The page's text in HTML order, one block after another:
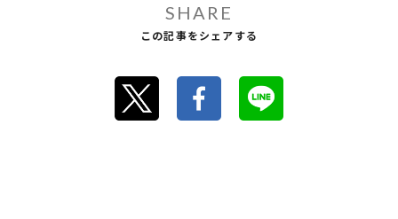
SHARE
この記事をシェアする